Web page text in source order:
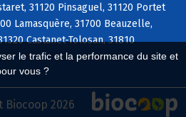
le trafic et la performance du site et
vous ?
31120 Pinsaguel, 31120 Portet
Lamasquère, 31700 Beauzelle,
Castanet-Tolosan, 31810
Biocoop 2026